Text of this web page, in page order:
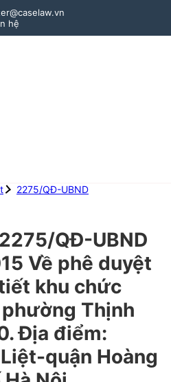
hệ
2275/QĐ-UBND
QĐ-UBND
Về phê duyệt
khu chức
Thịnh
Địa điểm:
quận Hoàng